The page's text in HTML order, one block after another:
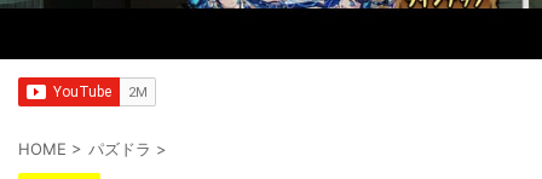
HOME > パズドラ >